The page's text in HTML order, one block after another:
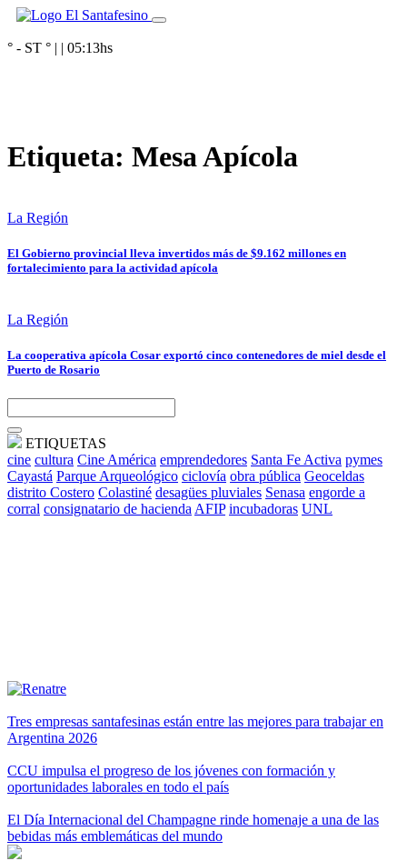
° - ST ° | | 05:13hs
Etiqueta: Mesa Apícola
La Región
El Gobierno provincial lleva invertidos más de $9.162 millones en
fortalecimiento para la actividad apícola
La Región
La cooperativa apícola Cosar exportó cinco contenedores de miel desde el
Puerto de Rosario
ETIQUETAS
cine cultura Cine América emprendedores Santa Fe Activa pymes
Cayastá Parque Arqueológico ciclovía obra pública Geoceldas
distrito Costero Colastiné desagües pluviales Senasa engorde a
corral consignatario de hacienda AFIP incubadoras UNL
Tres empresas santafesinas están entre las mejores para trabajar en
Argentina 2026
CCU impulsa el progreso de los jóvenes con formación y
oportunidades laborales en todo el país
El Día Internacional del Champagne rinde homenaje a una de las
bebidas más emblemáticas del mundo